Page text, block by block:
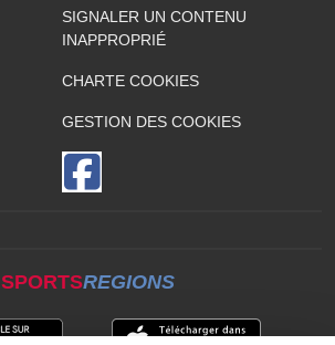
SIGNALER UN CONTENU
INAPPROPRIÉ
CHARTE COOKIES
GESTION DES COOKIES
SPORTSREGIONS